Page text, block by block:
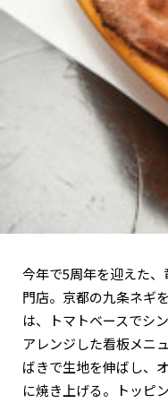
関西で開催
おすすめの
おすすめの
誠光社で選
おすすめの本
紹介します
おすすめの
今年で5周年を迎えた
門店。京都の九条ネギ
は、トマトベースでシ
アレンジした看板メニ
ばきで生地を伸ばし、
に焼き上げる。トッピ